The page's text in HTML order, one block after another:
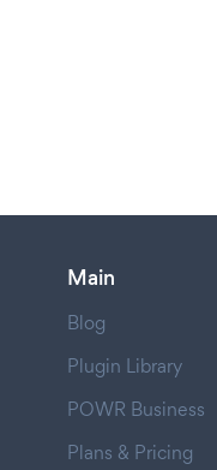
Main
Blog
Plugin Library
POWR Business
Plans & Pricing